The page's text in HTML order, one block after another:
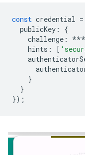
const credential =
publicKey :
{
challenge :
hints : [
}
}
});